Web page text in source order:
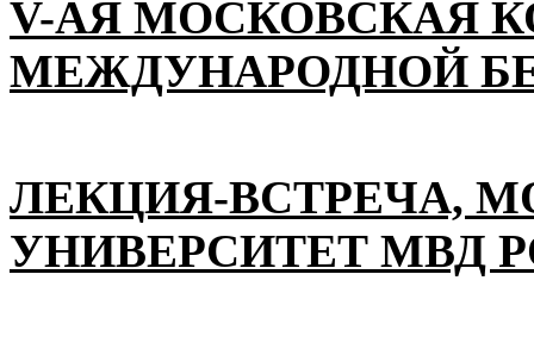
V-АЯ МОСКОВСКАЯ
МЕЖДУНАРОДНОЙ
ЛЕКЦИЯ-ВСТРЕЧА,
УНИВЕРСИТЕТ МВД